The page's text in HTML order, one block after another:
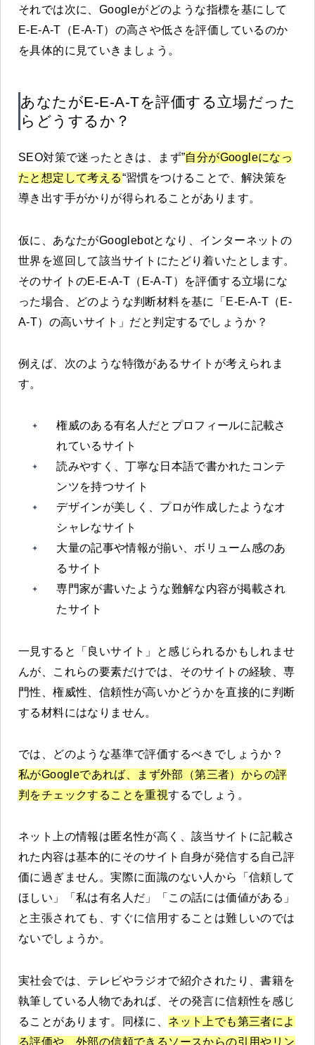
それでは次に、Googleがどのような指標を基にして
E-E-A-T（E-A-T）の高さや低さを評価しているのか
を具体的に見ていきましょう。
あなたがE-E-A-Tを評価する立場だった
らどうするか？
SEO対策で迷ったときは、まず”自分がGoogleになっ
たと想定して考える“習慣をつけることで、解決策を
導き出す手がかりが得られることがあります。
仮に、あなたがGooglebotとなり、インターネットの
世界を巡回して該当サイトにたどり着いたとします。
そのサイトのE-E-A-T（E-A-T）を評価する立場にな
った場合、どのような判断材料を基に「E-E-A-T（E-
A-T）の高いサイト」だと判定するでしょうか？
例えば、次のような特徴があるサイトが考えられま
す。
権威のある有名人だとプロフィールに記載さ
れているサイト
読みやすく、丁寧な日本語で書かれたコンテ
ンツを持つサイト
デザインが美しく、プロが作成したようなオ
シャレなサイト
大量の記事や情報が揃い、ボリューム感のあ
るサイト
専門家が書いたような難解な内容が掲載され
たサイト
一見すると「良いサイト」と感じられるかもしれませ
んが、これらの要素だけでは、そのサイトの経験、専
門性、権威性、信頼性が高いかどうかを直接的に判断
する材料にはなりません。
では、どのような基準で評価するべきでしょうか？
私がGoogleであれば、まず外部（第三者）からの評
判をチェックすることを重視するでしょう。
ネット上の情報は匿名性が高く、該当サイトに記載さ
れた内容は基本的にそのサイト自身が発信する自己評
価に過ぎません。実際に面識のない人から「信頼して
ほしい」「私は有名人だ」「この話には価値がある」
と主張されても、すぐに信用することは難しいのでは
ないでしょうか。
実社会では、テレビやラジオで紹介されたり、書籍を
執筆している人物であれば、その発言に信頼性を感じ
ることがあります。同様に、 ネット上でも第三者によ
る評価や、外部の信頼できるソースからの引用やリン